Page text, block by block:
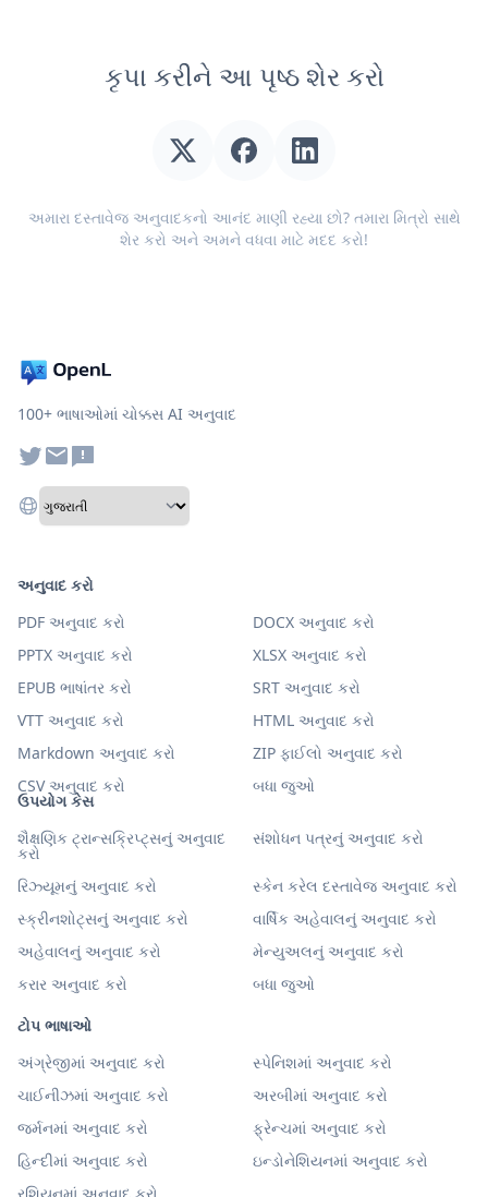
કૃપા કરીને આ પૃષ્ઠ શેર કરો
અમારા દસ્તાવેજ અનુવાદકનો આનંદ માણી રહ્યા છો? તમારા મિત્રો સાથે
શેર કરો અને અમને વધવા માટે મદદ કરો!
100+ ભાષાઓમાં ચોક્કસ AI અનુવાદ
ઉપયોગ કેસ
શૈક્ષણિક ટ્રાન્સક્રિપ્ટ્સનું અનુવાદ
કરો
સંશોધન પત્રનું અનુવાદ કરો
રિઝ્યૂમનું અનુવાદ કરો
સ્કેન કરેલ દસ્તાવેજ અનુવાદ કરો
સ્ક્રીનશોટ્સનું અનુવાદ કરો
વાર્ષિક અહેવાલનું અનુવાદ કરો
અહેવાલનું અનુવાદ કરો
મેન્યુઅલનું અનુવાદ કરો
કરાર અનુવાદ કરો
બધા જુઓ
ટોપ ભાષાઓ
અંગ્રેજીમાં અનુવાદ કરો
સ્પેનિશમાં અનુવાદ કરો
ચાઈનીઝમાં અનુવાદ કરો
અરબીમાં અનુવાદ કરો
જર્મનમાં અનુવાદ કરો
ફ્રેન્ચમાં અનુવાદ કરો
હિન્દીમાં અનુવાદ કરો
ઇન્ડોનેશિયનમાં અનુવાદ કરો
અનુવાદ કરો
PDF અનુવાદ કરો
DOCX અનુવાદ કરો
PPTX અનુવાદ કરો
XLSX અનુવાદ કરો
EPUB ભાષાંતર કરો
SRT અનુવાદ કરો
VTT અનુવાદ કરો
HTML અનુવાદ કરો
Markdown અનુવાદ કરો
ZIP ફાઈલો અનુવાદ કરો
CSV અનુવાદ કરો
બધા જુઓ